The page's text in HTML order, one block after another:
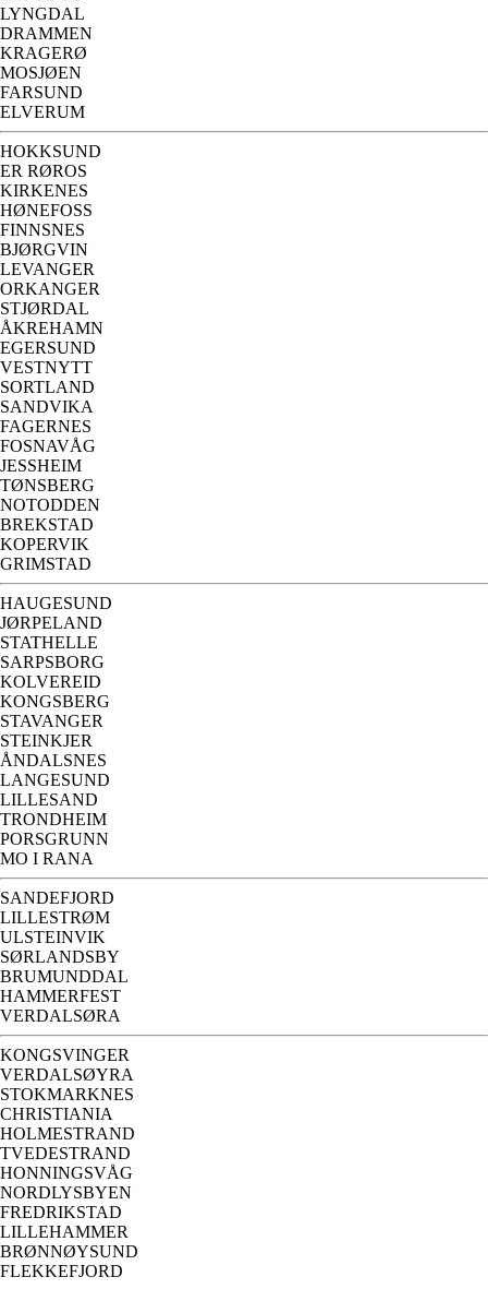
LYNGDAL
DRAMMEN
KRAGERØ
MOSJØEN
FARSUND
ELVERUM
HOKKSUND
ER RØROS
KIRKENES
HØNEFOSS
FINNSNES
BJØRGVIN
LEVANGER
ORKANGER
STJØRDAL
ÅKREHAMN
EGERSUND
VESTNYTT
SORTLAND
SANDVIKA
FAGERNES
FOSNAVÅG
JESSHEIM
TØNSBERG
NOTODDEN
BREKSTAD
KOPERVIK
GRIMSTAD
HAUGESUND
JØRPELAND
STATHELLE
SARPSBORG
KOLVEREID
KONGSBERG
STAVANGER
STEINKJER
ÅNDALSNES
LANGESUND
LILLESAND
TRONDHEIM
PORSGRUNN
MO I RANA
SANDEFJORD
LILLESTRØM
ULSTEINVIK
SØRLANDSBY
BRUMUNDDAL
HAMMERFEST
VERDALSØRA
KONGSVINGER
VERDALSØYRA
STOKMARKNES
CHRISTIANIA
HOLMESTRAND
TVEDESTRAND
HONNINGSVÅG
NORDLYSBYEN
FREDRIKSTAD
LILLEHAMMER
BRØNNØYSUND
FLEKKEFJORD